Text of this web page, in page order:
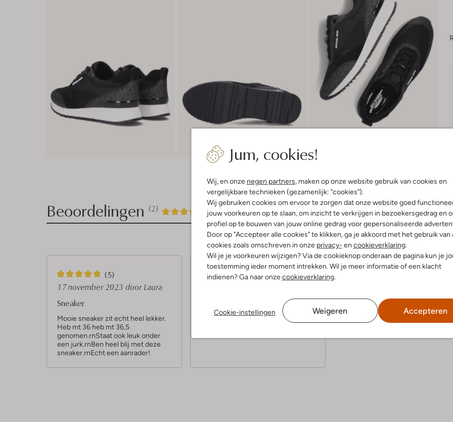
Jum, cookies!
Wij, en onze negen partners, maken op onze website gebruik van cookies en
vergelijkbare technieken (gezamenlijk: "cookies").
Wij gebruiken cookies om ervoor te zorgen dat onze website goed
jouw voorkeuren op te slaan, om inzicht te verkrijgen in bezoekersgedrag en
profiel op te bouwen van jouw online gedrag voor gepersonaliseerde
Door op "Accepteer alle cookies" te klikken, ga je akkoord met het gebruik van
cookies zoals omschreven in onze privacy- en cookieverklaring.
Wil je je voorkeuren wijzigen? Via de cookieknop onderaan de pagina kun je
toestemming ieder moment intrekken. Wil je meer informatie of een klacht
indienen? Ga naar onzecookieverklaring.
Cookie-instellingen Weigeren Accepteren
Product informatie
Beoordelingen (2) 4/5
2
4
5
S
t
e
r
r
e
n
(5)
17 november 2023 door Laura
Sneaker
Mooie sneaker zit echt heel lekker.
Heb mt 36 heb mt 36,5
genomen.rnStaat ook leuk onder
een jurk.rnBen heel blij met deze
sneaker.rnEcht een aanrader!
n
(4)
Heerlijke sneaker, zowel netjes als